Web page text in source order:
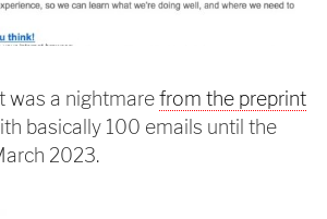
was a nightmarefrom the preprint
basically 100 emails until the
2023.